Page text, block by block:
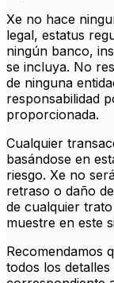
Xe no hace
legal, estatus
ningún banco,
se incluya. No
de ninguna
responsabilidad
proporcionada.
Cualquier
basándose en
riesgo. Xe no
retraso o daño
de cualquier
muestre en este
Recomendamos
todos los